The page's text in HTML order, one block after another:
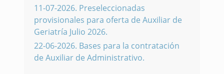
11-07-2026. Preseleccionadas
provisionales para oferta de Auxiliar de
Geriatría Julio 2026.
22-06-2026. Bases para la contratación
de Auxiliar de Administrativo.